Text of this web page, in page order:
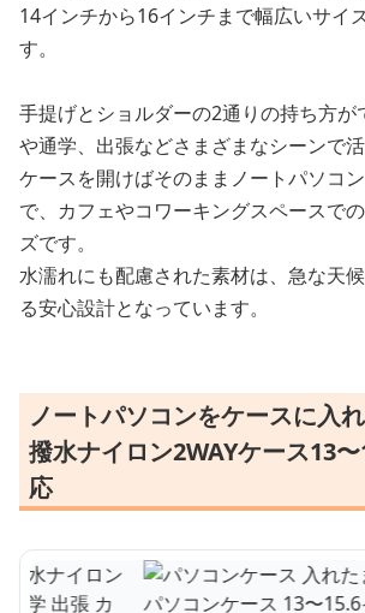
14インチから16インチまで幅広いサイ
す。
手提げとショルダーの2通りの持ち方が
や通学、出張などさまざまなシーンで活
ケースを開けばそのままノートパソコ
で、カフェやコワーキングスペースで
ズです。
水濡れにも配慮された素材は、急な天
る安心設計となっています。
ノートパソコンをケースに入
撥水ナイロン2WAYケース13
応